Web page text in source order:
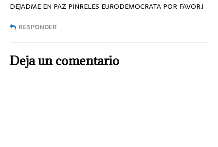
DEJADME EN PAZ PINRELES EURODEMOCRATA POR FAVOR.!
RESPONDER
Deja un comentario